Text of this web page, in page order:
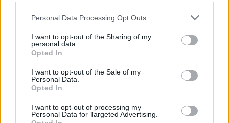
Personal Data Processing Opt Outs
I want to opt-out of the Sharing of my
personal data.
Opted In
I want to opt-out of the Sale of my
Personal Data.
Opted In
I want to opt-out of processing my
Personal Data for Targeted Advertising.
spektaklis „Jaunuolio
išgirsti, pastebėti bei
„Jauno teatro dienos“:
nemokami susitikimai su